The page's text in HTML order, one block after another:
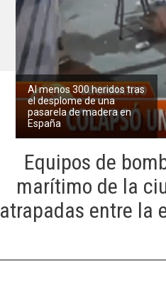
Al menos 300 heridos tras
el desplome de una
pasarela de madera en
España
Equipos de
marítimo de la
atrapadas entre la